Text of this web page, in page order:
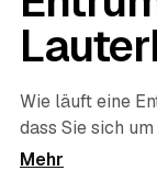
Wie läuft eine
dass Sie sich
beschreiben bei